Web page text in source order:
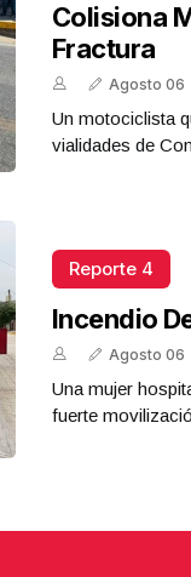
Colisiona
Fractura
Agosto 06
Un motociclista
vialidades de
Reporte 4
Incendio
Agosto 06
Una mujer
fuerte